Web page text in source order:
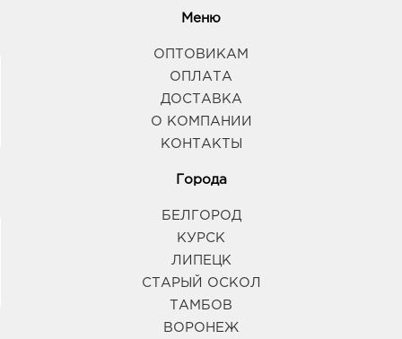
Меню
ОПТОВИКАМ
ОПЛАТА
ДОСТАВКА
О КОМПАНИИ
КОНТАКТЫ
Города
БЕЛГОРОД
КУРСК
ЛИПЕЦК
СТАРЫЙ ОСКОЛ
ТАМБОВ
ВОРОНЕЖ